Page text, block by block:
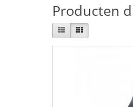
Producten